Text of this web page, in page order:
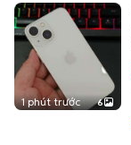
1 phút trước 6